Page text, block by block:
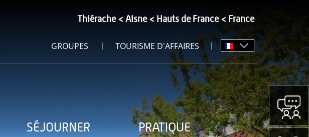
Thiérache Aisne Hauts de France France
GROUPES TOURISME D'AFFAIRES
SÉJOURNER PRATIQUE